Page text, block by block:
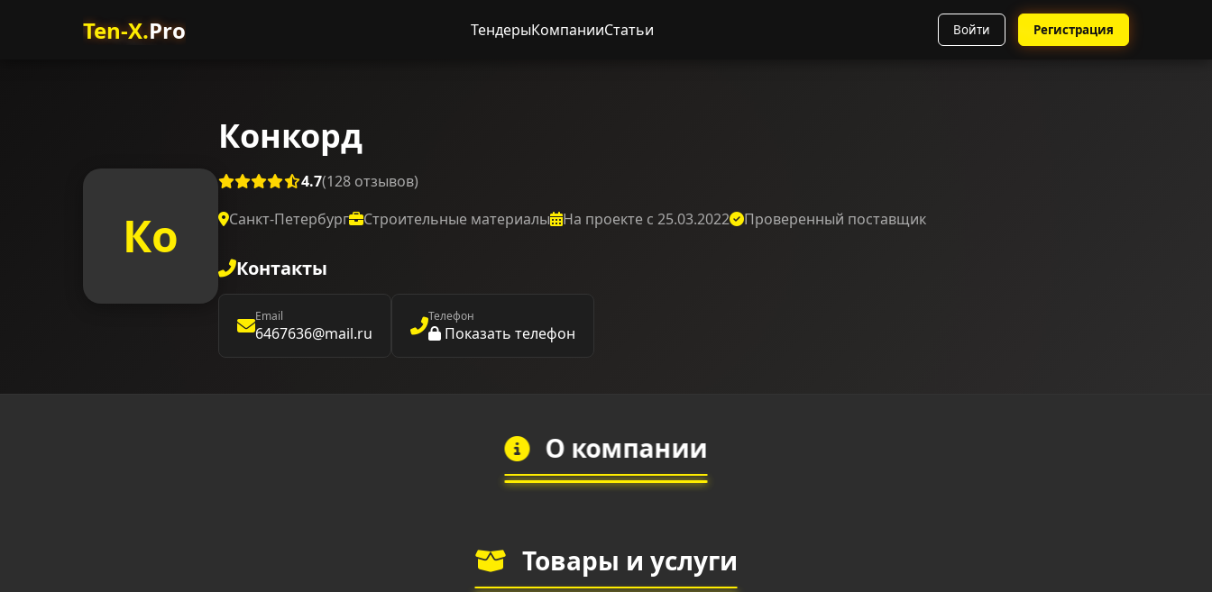
Ten-X.Pro ТендерыКомпанииСтатьи Войти Регистрация
Ко
Конкорд
4.7(128 отзывов)
Санкт-Петербург
Строительные материалы На проекте с 25.03.2022 Проверенный поставщик
Контакты
Email
6467636@mail.ru
Телефон
Показать телефон
О компании
Товары и услуги